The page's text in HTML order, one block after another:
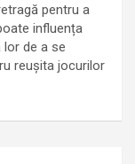
pentru a
influența
de a se
reușita jocurilor